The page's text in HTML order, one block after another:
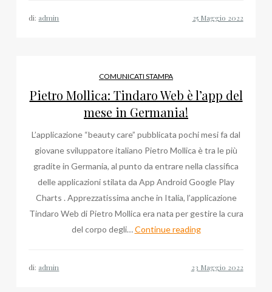
informatica
di: admin
COMUNICATI STAMPA
Pietro Mollica: Tindaro Web è l’app del
mese in Germania!
L’applicazione “beauty care” pubblicata pochi mesi fa dal
giovane sviluppatore italiano Pietro Mollica è tra le più
gradite in Germania, al punto da entrare nella classifica
delle applicazioni stilata da App Android Google Play
Charts . Apprezzatissima anche in Italia, l’applicazione
Tindaro Web di Pietro Mollica era nata per gestire la cura
del corpo degli…Continue readingPietro
di: admin